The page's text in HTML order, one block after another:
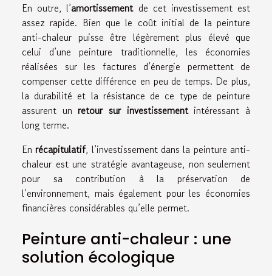
En outre, l’amortissementde cet investissement est
assez rapide. Bien que le coût initial de la peinture
anti-chaleur puisse être légèrement plus élevé que
celui d’une peinture traditionnelle, les économies
réalisées sur les factures d’énergie permettent de
compenser cette différence en peu de temps. De plus,
la durabilité et la résistance de ce type de peinture
assurent un retour sur investissementintéressant à
long terme.
En récapitulatif, l’investissement dans la peinture anti-
chaleur est une stratégie avantageuse, non seulement
pour sa contribution à la préservation de
l’environnement, mais également pour les économies
financières considérables qu’elle permet.
Peinture anti-chaleur : une
solution écologique